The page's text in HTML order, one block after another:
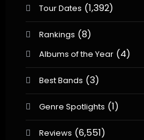
Tour Dates (1,392)
Rankings (8)
Albums of the Year(4)
Best Bands (3)
Genre Spotlights (1)
Reviews (6,551)